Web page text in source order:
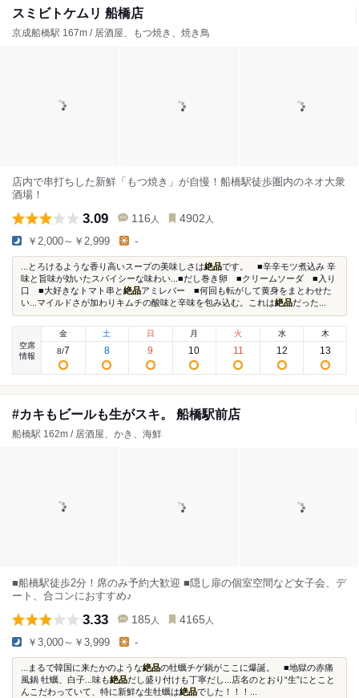
スミビトケムリ 船橋店
京成船橋駅 167m / 居酒屋、もつ焼き、焼き鳥
店内で串打ちした新鮮「もつ焼き」が自慢！船橋駅徒歩圏内のネオ大衆
酒場！
3.09 116 人 4902 人
￥2,000～￥2,999 -
...とろけるような香り高いスープの美味しさは絶品です。 ■辛辛モツ煮込み 辛
味と旨味が効いたスパイシーな味わい...■だし巻き卵 ■クリームソーダ ■入り
口 ■大好きなトマト串と絶品アミレバー ■何回も転がして黄身をまとわせた
い...マイルドさが加わりキムチの酸味と辛味を包み込む。これは絶品だった...
空席
情報
金
8/7
土
8
日
9
月
10
火
11
水
12
木
13
#カキもビールも生がスキ。 船橋駅前店
船橋駅 162m / 居酒屋、かき、海鮮
■船橋駅徒歩2分！席のみ予約大歓迎 ■隠し扉の個室空間など女子会、デ
ート、合コンにおすすめ♪
3.33 185 人 4165 人
￥3,000～￥3,999 -
...まるで韓国に来たかのような絶品の牡蠣チゲ鍋がここに爆誕。 ■地獄の赤痛
風鍋 牡蠣、白子...味も絶品だし盛り付けも丁寧だし...店名のとおり“生”にとこと
んこだわっていて、特に新鮮な生牡蠣は絶品でした！！！...